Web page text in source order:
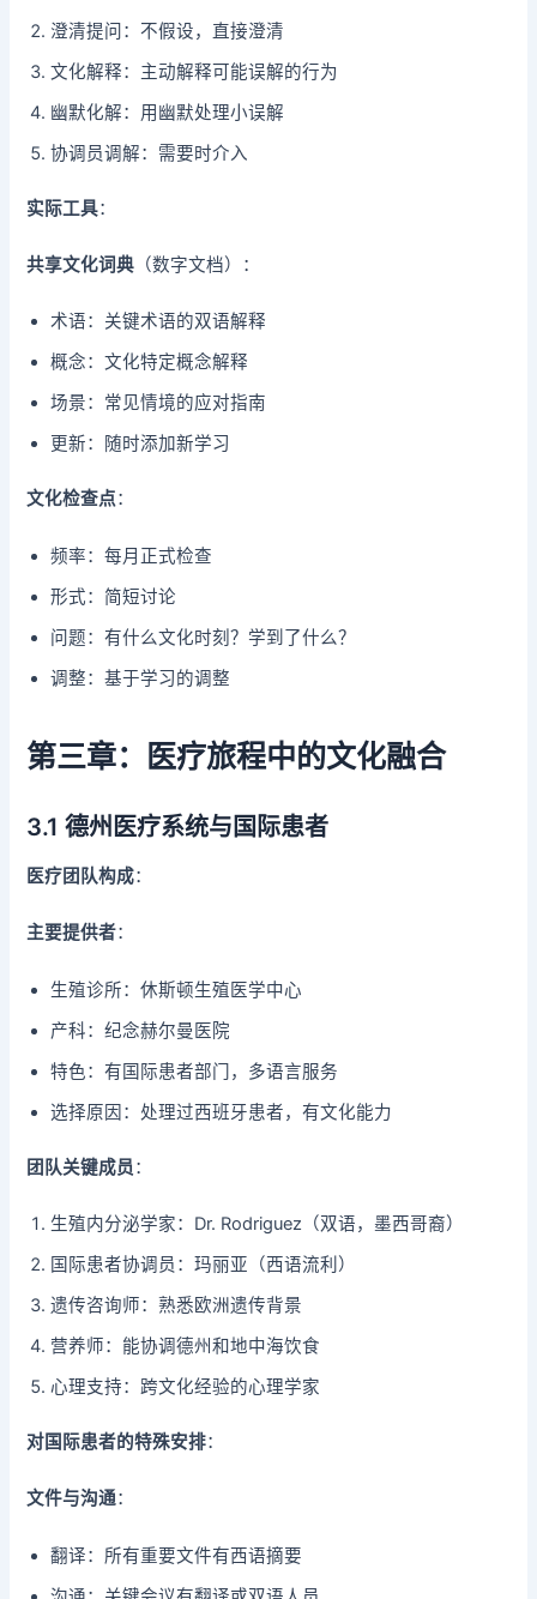
澄清提问：不假设，直接澄清
文化解释：主动解释可能误解的行为
幽默化解：用幽默处理小误解
协调员调解：需要时介入
实际工具：
共享文化词典 （数字文档）：
术语：关键术语的双语解释
概念：文化特定概念解释
场景：常见情境的应对指南
更新：随时添加新学习
文化检查点：
频率：每月正式检查
形式：简短讨论
问题：有什么文化时刻？学到了什么？
调整：基于学习的调整
第三章：医疗旅程中的文化融合
3.1 德州医疗系统与国际患者
医疗团队构成：
主要提供者：
生殖诊所：休斯顿生殖医学中心
产科：纪念赫尔曼医院
特色：有国际患者部门，多语言服务
选择原因：处理过西班牙患者，有文化能力
团队关键成员 ：
生殖内分泌学家：Dr. Rodriguez（双语，墨西哥裔）
国际患者协调员：玛丽亚（西语流利）
遗传咨询师：熟悉欧洲遗传背景
营养师：能协调德州和地中海饮食
心理支持：跨文化经验的心理学家
对国际患者的特殊安排：
文件与沟通：
翻译：所有重要文件有西语摘要